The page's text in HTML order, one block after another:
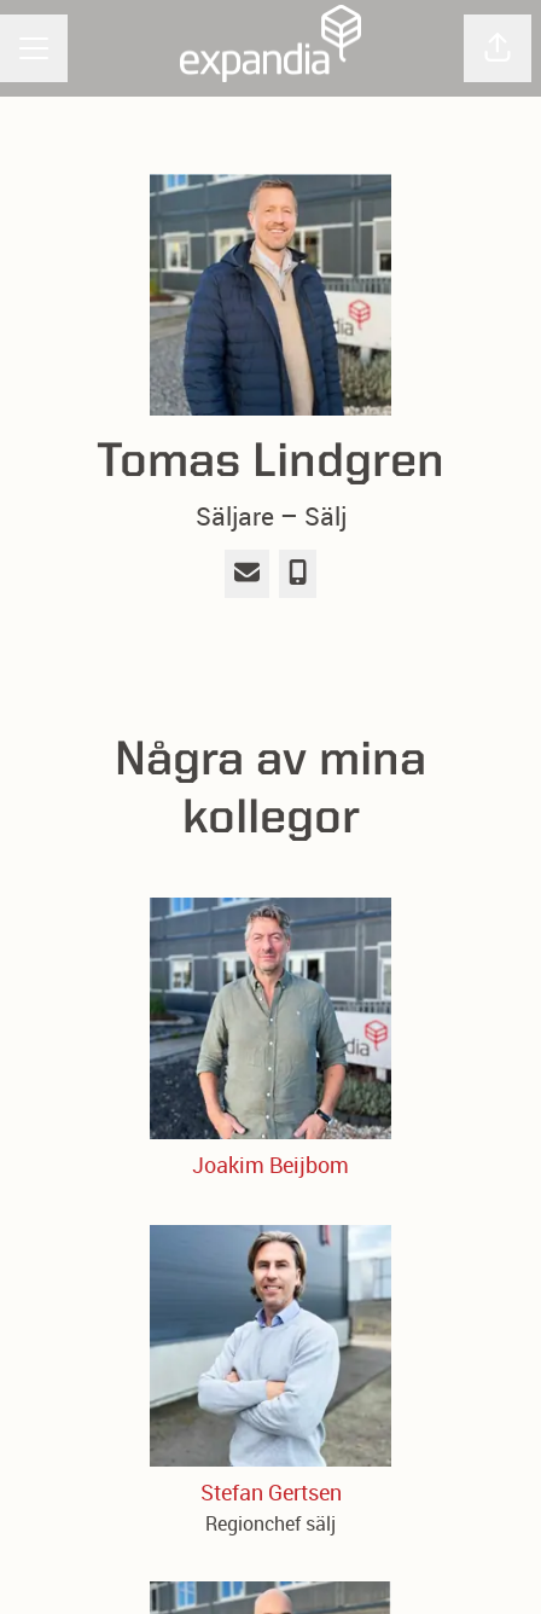
Tomas Lindgren
Säljare – Sälj
E-post Telefon
Några av mina
kollegor
Joakim Beijbom
Stefan Gertsen
Regionchef sälj